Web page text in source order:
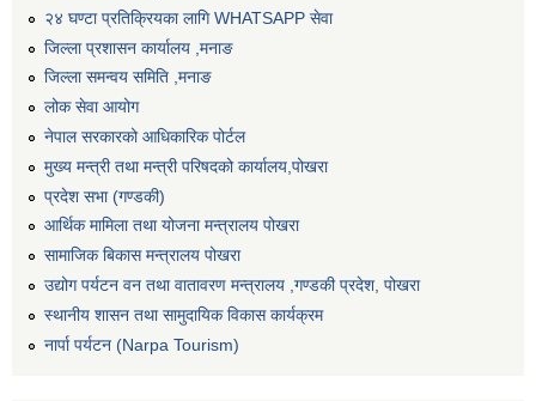
२४ घण्टा प्रतिक्रियका लागि WHATSAPP सेवा
जिल्ला प्रशासन कार्यालय ,मनाङ
जिल्ला समन्वय समिति ,मनाङ
लोक सेवा आयोग
नेपाल सरकारको आधिकारिक पोर्टल
मुख्य मन्त्री तथा मन्त्री परिषदको कार्यालय,पोखरा
प्रदेश सभा (गण्डकी)
आर्थिक मामिला तथा योजना मन्त्रालय पोखरा
सामाजिक बिकास मन्त्रालय पोखरा
उद्योग पर्यटन वन तथा वातावरण मन्त्रालय ,गण्डकी प्रदेश, पोखरा
स्थानीय शासन तथा सामुदायिक विकास कार्यक्रम
नार्पा पर्यटन (Narpa Tourism)